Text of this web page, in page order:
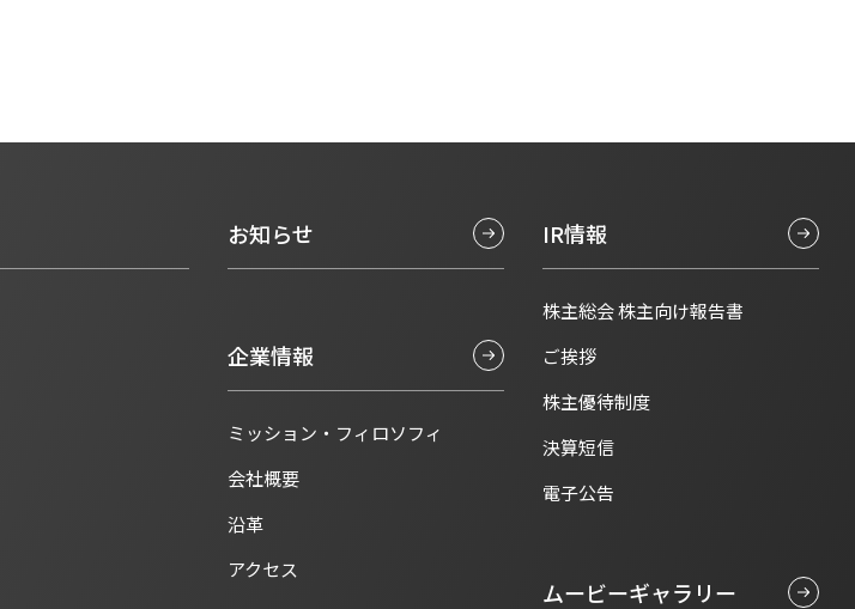
お知らせ
企業情報
ミッション・フィロソフィ
会社概要
沿革
アクセス
IR情報
株主総会 株主向け報告書
ご挨拶
株主優待制度
決算短信
電子公告
ムービーギャラリー